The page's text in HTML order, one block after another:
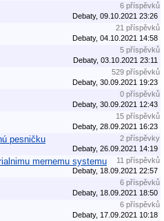
6 příspěvků
Debaty, 09.10.2021 23:26
21 příspěvků
Debaty, 04.10.2021 14:58
5 příspěvků
Debaty, 03.10.2021 23:11
529 příspěvků
Debaty, 30.09.2021 19:23
0 příspěvků
Debaty, 30.09.2021 12:43
15 příspěvků
Debaty, 28.09.2021 16:23
pesničku
2 příspěvky
Debaty, 26.09.2021 14:19
mernemu systemu
11 příspěvků
Debaty, 18.09.2021 22:57
6 příspěvků
Debaty, 18.09.2021 18:50
6 příspěvků
Debaty, 17.09.2021 10:18